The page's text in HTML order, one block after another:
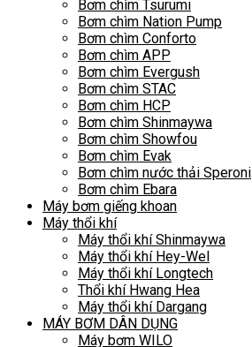
Bơm chìm Tsurumi
Bơm chìm Nation Pump
Bơm chìm Conforto
Bơm chìm APP
Bơm chìm Evergush
Bơm chìm STAC
Bơm chìm HCP
Bơm chìm Shinmaywa
Bơm chìm Showfou
Bơm chìm Evak
Bơm chìm nước thải Speroni
Bơm chìm Ebara
Máy bơm giếng khoan
Máy thổi khí
Máy thổi khí Shinmaywa
Máy thổi khí Hey-Wel
Máy thổi khí Longtech
Thổi khí Hwang Hea
Máy thổi khí Dargang
MÁY BƠM DÂN DỤNG
Máy bơm WILO